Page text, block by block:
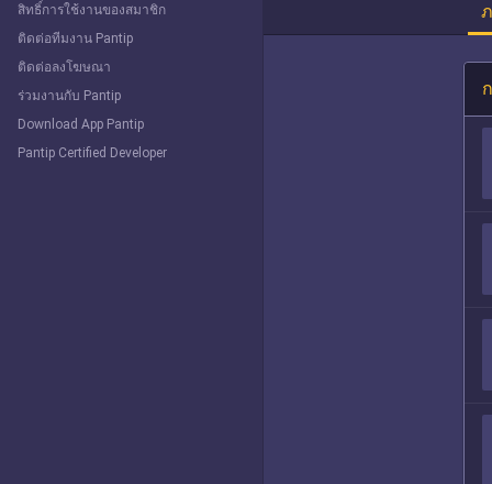
สิทธิ์การใช้งานของสมาชิก
ติดต่อทีมงาน Pantip
ติดต่อลงโฆษณา
ร่วมงานกับ Pantip
Download App Pantip
Pantip Certified Developer